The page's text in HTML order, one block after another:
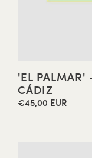
'EL PALMAR'
CÁDIZ
Precio
€45,00 EUR